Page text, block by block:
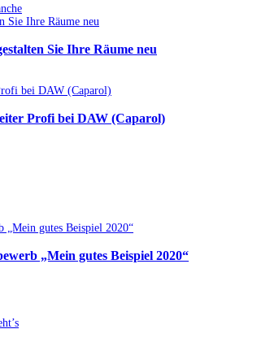
Sie Ihre Räume neu
Profi bei DAW (Caparol)
„Mein gutes Beispiel 2020“